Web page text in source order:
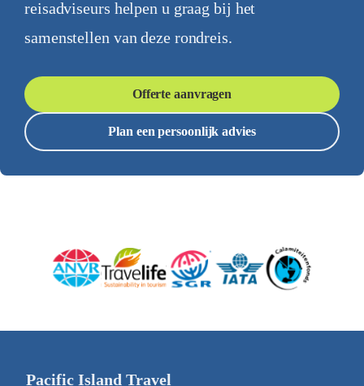
reisadviseurs helpen u graag bij het
samenstellen van deze rondreis.
Offerte aanvragen
Plan een persoonlijk advies
Pacific Island Travel